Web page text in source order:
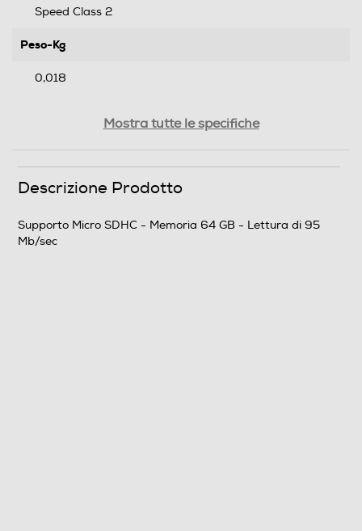
Speed Class 2
Peso-Kg
0,018
Informazioni sulla sicurezza del prodotto
Mostra tutte le specifiche
Descrizione Prodotto
Supporto Micro SDHC - Memoria 64 GB - Lettura di 95
Mb/sec